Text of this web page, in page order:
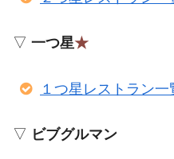
▽ 一つ星★
１つ星レストラン一
▽ ビブグルマン